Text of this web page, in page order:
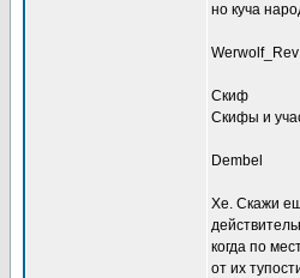
но куча
Werwolf_Rev
Скиф
Скифы и
Dembel
Хе. Скажи
когда по
от их